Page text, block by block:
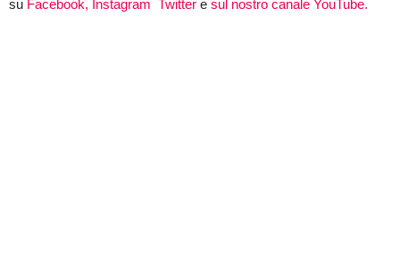
su Facebook, Instagram Twitter e sul nostro canale YouTube.